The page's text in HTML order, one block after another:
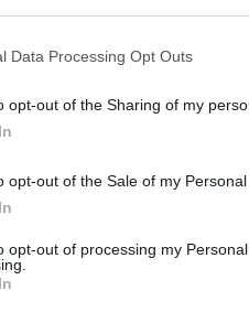
Data Processing Opt Outs
opt-out of the Sharing of my
opt-out of the Sale of my Personal
opt-out of processing my
ντοκιμαντέρ
«Ρήγας και
Η Ιερή Γη των Μύθων
και αλήθειες για